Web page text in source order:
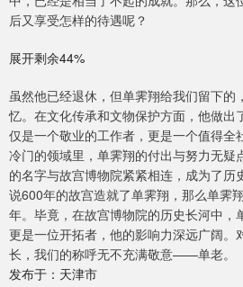
后又享受怎样的待遇呢？
展开剩余44%
虽然他已经退休，但单霁翔给我们留下的
忆。在文化传承和文物保护方面，他做出
仅是一个敬业的工作者，更是一个值得全
冷门的领域里，单霁翔的付出与努力无疑
的名字与故宫博物院紧紧相连，成为了历
说600年的故宫造就了单霁翔，那么单霁
年。毕竟，在故宫博物院的历史长河中，
更是一位开拓者，他的影响力深远广阔。
长，我们的称呼无不充满敬意——单老。
发布于：天津市